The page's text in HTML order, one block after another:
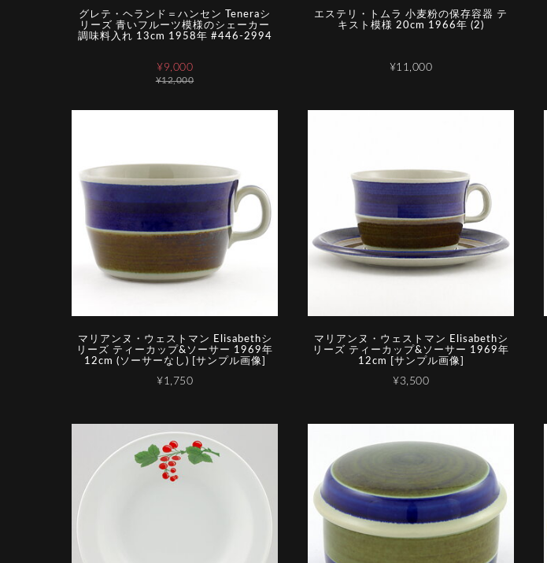
グレテ・ヘランド＝ハンセン Teneraシ
リーズ 青いフルーツ模様のシェーカー
調味料入れ 13cm 1958年 #446-2994
¥12,000
¥9,000
エステリ・トムラ 小麦粉の保存容器 テ
キスト模様 20cm 1966年 (2)
¥11,000
マリアンヌ・ウェストマン Elisabethシ
リーズ ティーカップ&ソーサー 1969年
12cm (ソーサーなし) [サンプル画像]
¥1,750
マリアンヌ・ウェストマン Elisabethシ
リーズ ティーカップ&ソーサー 1969年
12cm [サンプル画像]
¥3,500